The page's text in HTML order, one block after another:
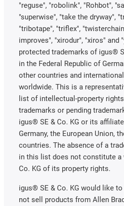
"reguse", "robolink", "Rohbot",
"superwise", "take the dryway",
"tribotape", "triflex",
improves", "xirodur", "xiros" and
protected trademarks of igus®
in the Federal Republic of
other countries and
worldwide. This is a
list of intellectual-property
trademarks or pending
igus® SE & Co. KG or its
Germany, the European Union,
countries. The absence of a
in this list does not constitute a
Co. KG of its property rights.
igus® SE & Co. KG would like
not sell products from Allen